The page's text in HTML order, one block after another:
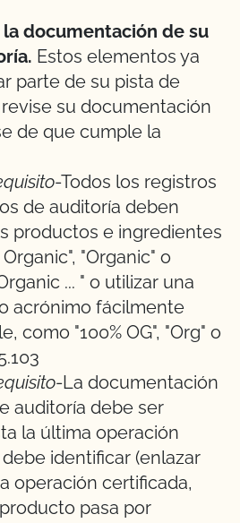
documentación de su
Estos elementos ya
parte de su pista de
su documentación
de que cumple la
-Todos los registros
de auditoría deben
productos e ingredientes
"Organic" o
... " o utilizar una
acrónimo fácilmente
como "100% OG", "Org" o
-La documentación
auditoría debe ser
la última operación
identificar (enlazar
operación certificada,
pasa por